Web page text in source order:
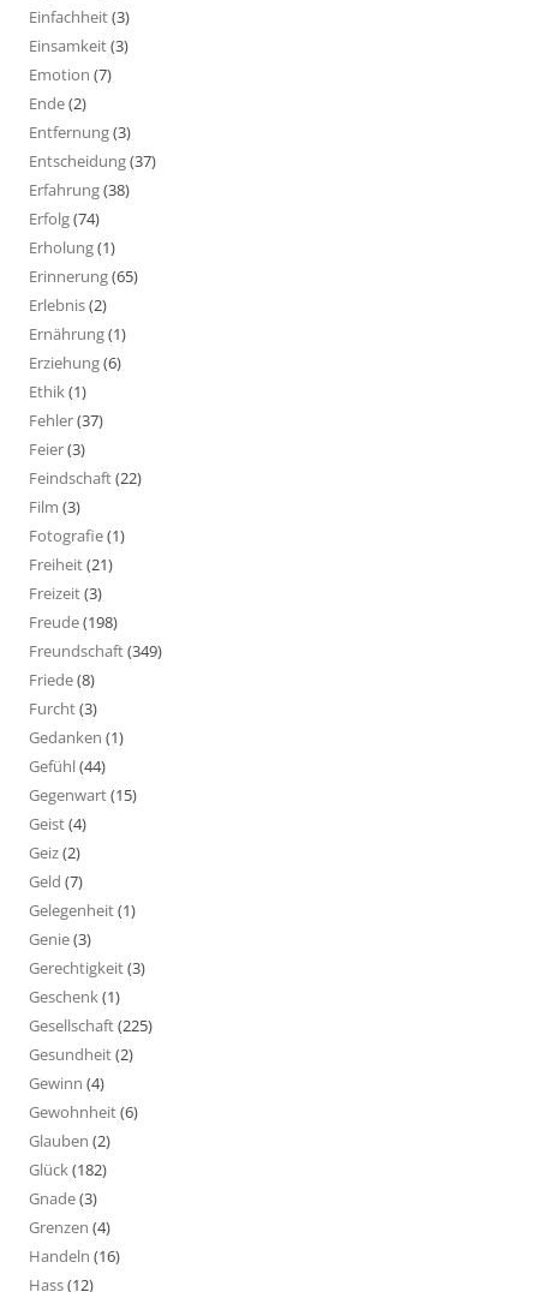
Einfachheit(3)
Einsamkeit(3)
Emotion (7)
Ende(2)
Entfernung(3)
Entscheidung(37)
Erfahrung(38)
Erfolg(74)
Erholung(1)
Erinnerung(65)
Erlebnis(2)
Ernährung(1)
Erziehung(6)
Ethik(1)
Fehler(37)
Feier(3)
Feindschaft(22)
Film (3)
Fotografie(1)
Freiheit(21)
Freizeit(3)
Freude(198)
Freundschaft(349)
Friede(8)
Furcht(3)
Gedanken (1)
Gefühl(44)
Gegenwart(15)
Geist(4)
Geiz(2)
Geld (7)
Gelegenheit(1)
Genie(3)
Gerechtigkeit(3)
Geschenk(1)
Gesellschaft(225)
Gesundheit(2)
Gewinn (4)
Gewohnheit(6)
Glauben (2)
Glück(182)
Gnade(3)
Grenzen (4)
Handeln (16)
Hass(12)